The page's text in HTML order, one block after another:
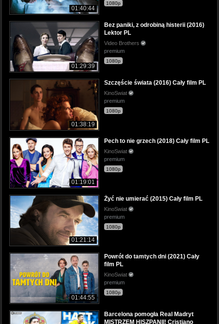
01:40:44
1080p
01:29:39
Bez paniki, z odrobiną histerii (2016)
Lektor PL
Video Brothers
premium
1080p
01:38:19
Szczęście świata (2016) Cały film PL
KinoSwiat
premium
1080p
01:19:01
Pech to nie grzech (2018) Cały film PL
KinoSwiat
premium
1080p
01:21:14
Żyć nie umierać (2015) Cały film PL
KinoSwiat
premium
1080p
01:44:55
Powrót do tamtych dni (2021) Cały
film PL
KinoSwiat
premium
1080p
Barcelona pomogła Real Madryt
MISTRZEM HISZPANII! Cristiano